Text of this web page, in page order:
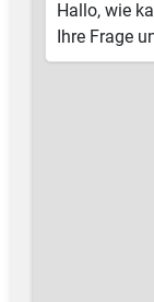
Hallo, wie
Ihre Frage